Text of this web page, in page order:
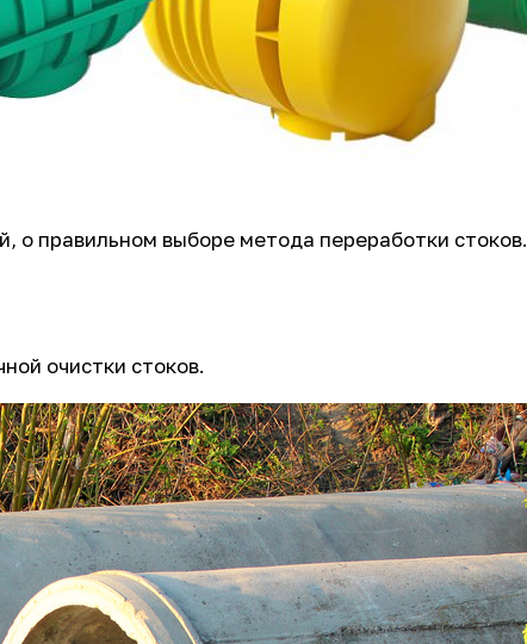
о правильном выборе метода переработки стоков.
очистки стоков.